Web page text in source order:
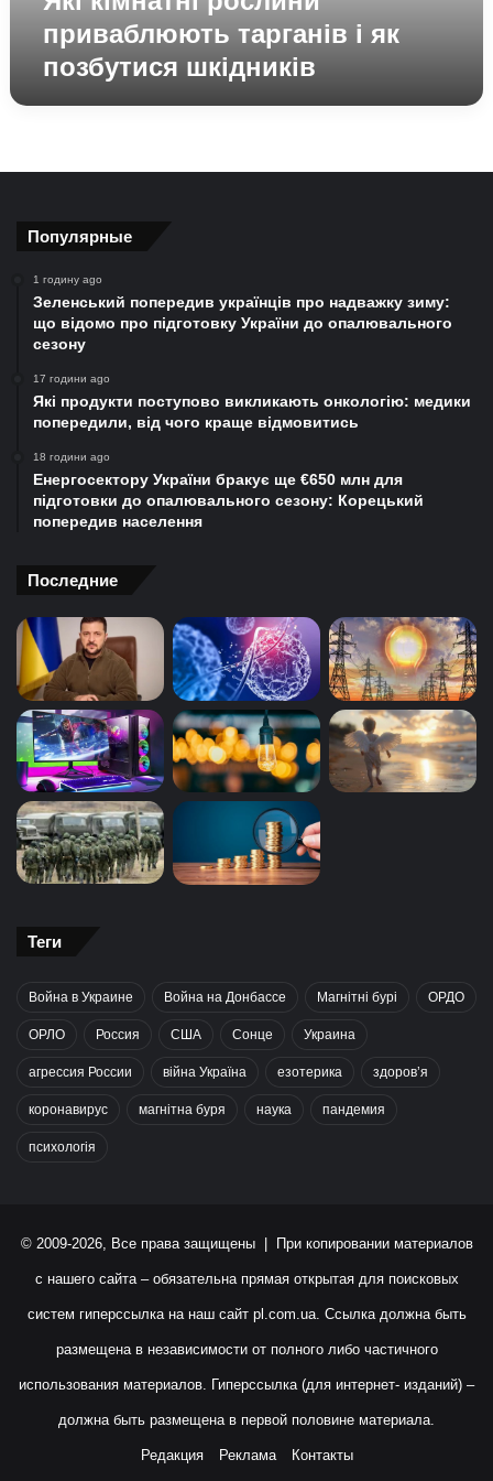
приваблюють тарганів і як
позбутися шкідників
Популярные
1 годину ago
Зеленський попередив українців про надважку зиму:
що відомо про підготовку України до опалювального
сезону
17 години ago
Які продукти поступово викликають онкологію: медики
попередили, від чого краще відмовитись
18 години ago
Енергосектору України бракує ще €650 млн для
підготовки до опалювального сезону: Корецький
попередив населення
Последние
Теги
Война в Украине Война на Донбассе Магнітні бурі ОРДО
ОРЛО Россия США Сонце Украина
агрессия России війна Україна езотерика здоров’я
коронавирус магнітна буря наука пандемия
психологія
© 2009-2026, Все права защищены | При копировании материалов
с нашего сайта – обязательна прямая открытая для поисковых
систем гиперссылка на наш сайт pl.com.ua. Ссылка должна быть
размещена в независимости от полного либо частичного
использования материалов. Гиперссылка (для интернет- изданий) –
должна быть размещена в первой половине материала.
Редакция Реклама Контакты